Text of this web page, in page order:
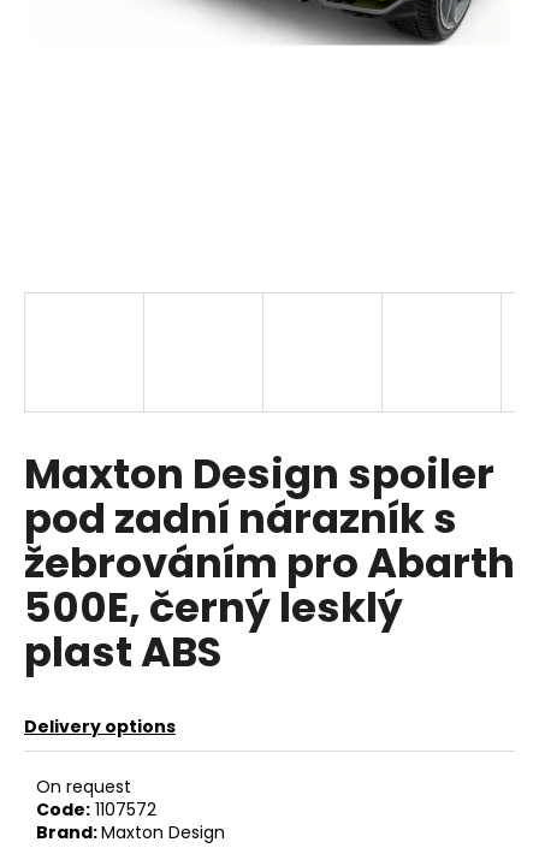
Maxton Design spoiler
pod zadní nárazník s
žebrováním pro Abarth
500E, černý lesklý
plast ABS
Delivery options
On request
Code: 1107572
Brand:Maxton Design
e
r
e
c
o
m
m
e
n
GIFT
VOUCHER
ON-
LINE